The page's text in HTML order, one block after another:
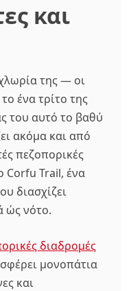
και
της — οι
ένα τρίτο της
του αυτό το βαθύ
ακόμα και από
πεζοπορικές
Corfu Trail, ένα
διασχίζει
ώς νότο.
διαδρομές
μονοπάτια
και